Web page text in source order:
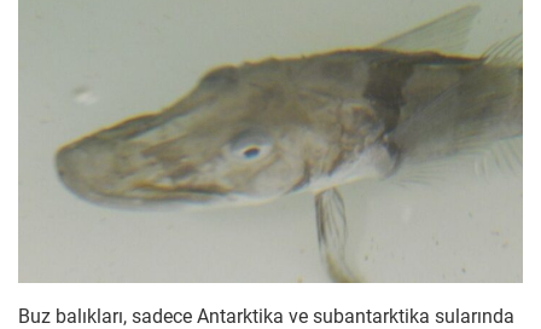
Buz balıkları, sadece Antarktika ve subantarktika sularında